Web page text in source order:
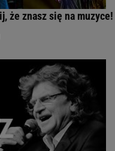
że znasz się na muzyce!